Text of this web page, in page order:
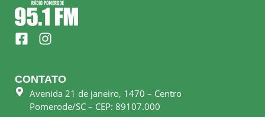
F
a
e
b
o
I
n
t
a
g
r
CONTATO
Avenida 21 de janeiro, 1470 – Centro
Pomerode/SC – CEP: 89107.000